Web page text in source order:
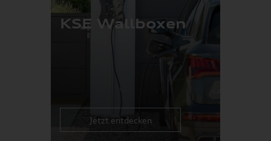
KSE Wallboxen
Jetzt entdecken